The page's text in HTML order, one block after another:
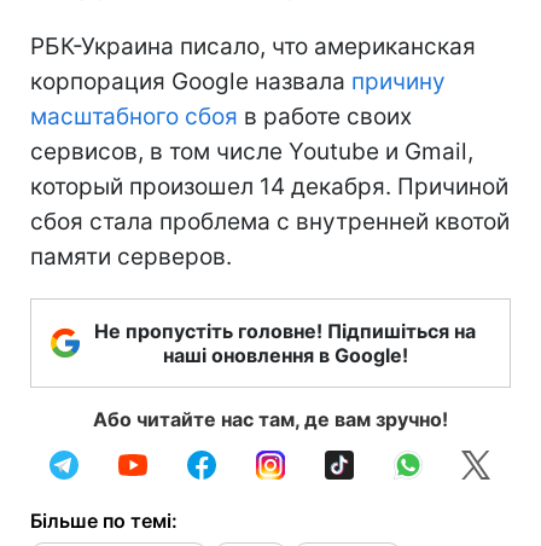
РБК-Украина писало, что американская
корпорация Google назвала причину
масштабного сбоя в работе своих
сервисов, в том числе Youtube и Gmail,
который произошел 14 декабря. Причиной
сбоя стала проблема с внутренней квотой
памяти серверов.
Не пропустіть головне! Підпишіться на
наші оновлення в Google!
Або читайте нас там, де вам зручно!
Більше по темі: